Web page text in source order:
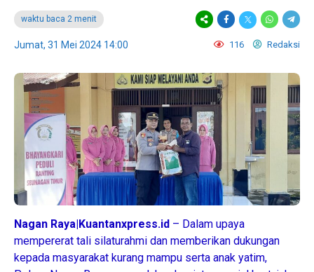
waktu baca 2 menit
Jumat, 31 Mei 2024 14:00 116 Redaksi
Nagan Raya|Kuantanxpress.id – Dalam upaya
mempererat tali silaturahmi dan memberikan dukungan
kepada masyarakat kurang mampu serta anak yatim,